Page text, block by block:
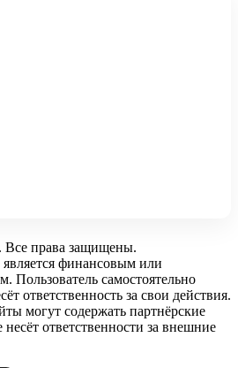
права защищены.
финансовым или
Пользователь самостоятельно
ответственность за свои действия.
могут содержать партнёрские
ответственности за внешние